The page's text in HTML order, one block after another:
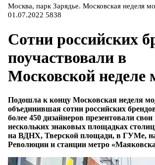
Москва, парк Зарядье. Московская неделя
01.07.2022 5838
Сотни российских
поучаствовали в
Московской неделе
Подошла к концу Московская неделя
объединившая сотни российских
более 450 дизайнеров презентовали
нескольких знаковых площадках
на ВДНХ, Тверской площади, в ГУМе,
Революции и станции метро